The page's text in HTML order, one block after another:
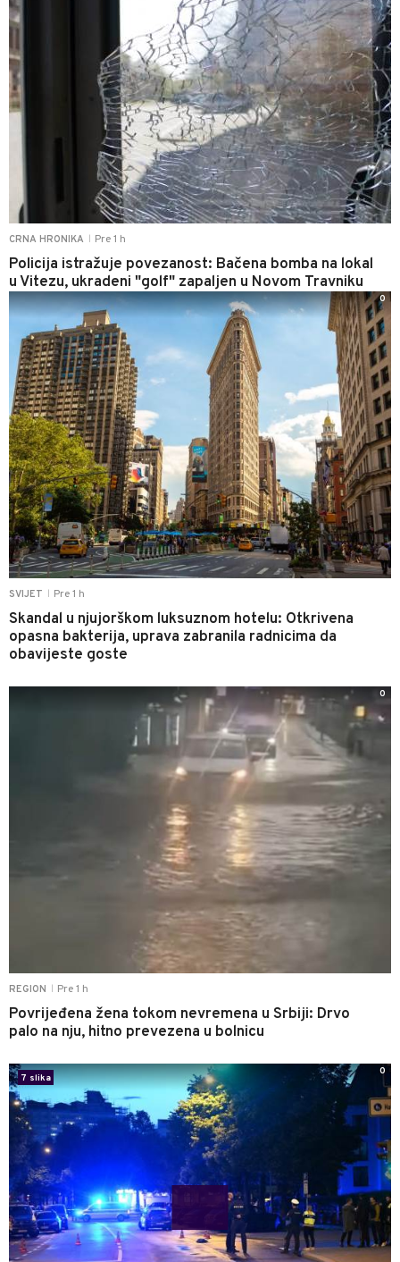
CRNA HRONIKA Pre 1 h
Policija istražuje povezanost: Bačena bomba na lokal
u Vitezu, ukradeni "golf" zapaljen u Novom Travniku
SVIJET Pre 1 h
Skandal u njujorškom luksuznom hotelu: Otkrivena
opasna bakterija, uprava zabranila radnicima da
obavijeste goste
0
REGION Pre 1 h
Povrijeđena žena tokom nevremena u Srbiji: Drvo
palo na nju, hitno prevezena u bolnicu
0
7 slika
0